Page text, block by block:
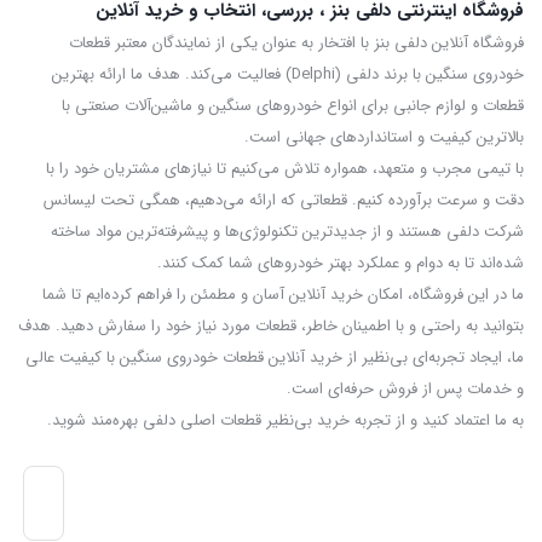
تصادفات به علت مشکلات مربوط به سیستم ترمز رخ می دهد، پس
اهمیت این قطعه به خوبی روشن است.
خرید عمده لنت ترمز عقب مرسدس بنز E200
انواع لنت ترمز بنز E200
لنت ترمز بنز E200 در انواع مختلفی تولید می شود که هر کدام مزایا و
معایب خاص خود را دارند. یکی از بهترین گزینه ها، لنت ترمز اورجینال یا
OEM است که مستقیما توسط کارخانه مرسدس بنز ساخته می شود و
بهترین تطابق را با مشخصات فنی خودرو دارد. این نوع لنت ها از مواد
باکیفیتی ساخته شده اند و عملکرد بسیار خوبی در شرایط مختلف ارائه می
فروشگاه اینترنتی دلفی بنز ، بررسی، انتخاب و خرید آنلاین
فروشگاه آنلاین دلفی بنز با افتخار به عنوان یکی از نمایندگان معتبر قطعات
خودروی سنگین با برند دلفی (Delphi) فعالیت می‌کند. هدف ما ارائه بهترین
قطعات و لوازم جانبی برای انواع خودروهای سنگین و ماشین‌آلات صنعتی با
بالاترین کیفیت و استانداردهای جهانی است.
با تیمی مجرب و متعهد، همواره تلاش می‌کنیم تا نیازهای مشتریان خود را با
دقت و سرعت برآورده کنیم. قطعاتی که ارائه می‌دهیم، همگی تحت لیسانس
شرکت دلفی هستند و از جدیدترین تکنولوژی‌ها و پیشرفته‌ترین مواد ساخته
شده‌اند تا به دوام و عملکرد بهتر خودروهای شما کمک کنند.
ما در این فروشگاه، امکان خرید آنلاین آسان و مطمئن را فراهم کرده‌ایم تا شما
بتوانید به راحتی و با اطمینان خاطر، قطعات مورد نیاز خود را سفارش دهید. هدف
ما، ایجاد تجربه‌ای بی‌نظیر از خرید آنلاین قطعات خودروی سنگین با کیفیت عالی
و خدمات پس از فروش حرفه‌ای است.
به ما اعتماد کنید و از تجربه‌ خرید بی‌نظیر قطعات اصلی دلفی بهره‌مند شوید.